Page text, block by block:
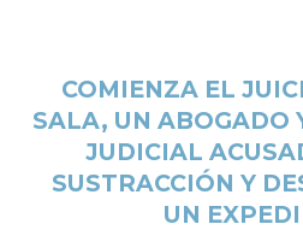
COMIENZA EL
SALA, UN ABOGADO
JUDICIAL
SUSTRACCIÓN Y
UN